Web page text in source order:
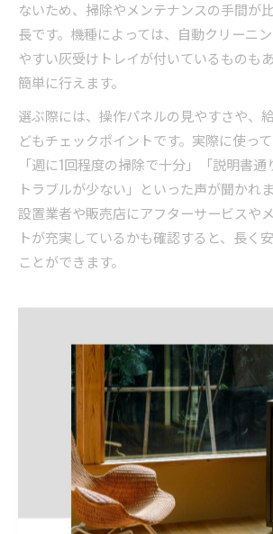
ないため、掃除やメンテナンスの手間が
長です。機種によっては、自動クリーニ
やすい灰受けトレイが付いているものも
簡単に行えます。
選ぶ際には、操作パネルの見やすさや、
どもチェックポイントです。実際に使っ
「週に1回程度の掃除で十分」「説明書
トラブルが少ない」といった声が聞かれ
設置業者や販売店にアフターサービスや
トが充実しているかも確認すると、長く
ことができます。
ペレットストーブ導入
しがどう変わるか
ペレットストーブで冬の快適さはど
ペレットストーブは、北海道の厳しい冬
める力があります。温風による乾燥や温